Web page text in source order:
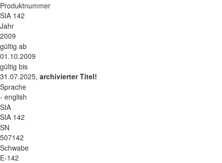
Produktnummer
SIA 142
Jahr
2009
gültig ab
01.10.2009
gültig bis
31.07.2025, archivierter Titel!
Sprache
- english
SIA
SIA 142
SN
507142
Schwabe
E-142